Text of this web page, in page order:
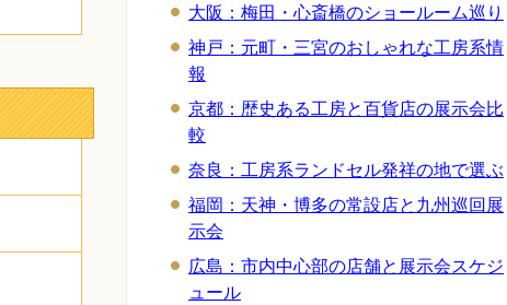
大阪：梅田・心斎橋のショールーム巡り
神戸：元町・三宮のおしゃれな工房系情
報
京都：歴史ある工房と百貨店の展示会比
較
奈良：工房系ランドセル発祥の地で選ぶ
福岡：天神・博多の常設店と九州巡回展
示会
広島：市内中心部の店舗と展示会スケジ
ュール